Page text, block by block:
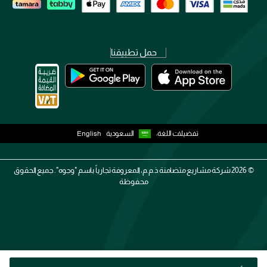
حمل تطبيقنا
تفضيلات اللغة: السعودية English
2026 ©شركة مشاريع متضامنة ذ.م.م، المعروفة تجارياً باسم "وجوه". جميع الحقوق
محفوظة